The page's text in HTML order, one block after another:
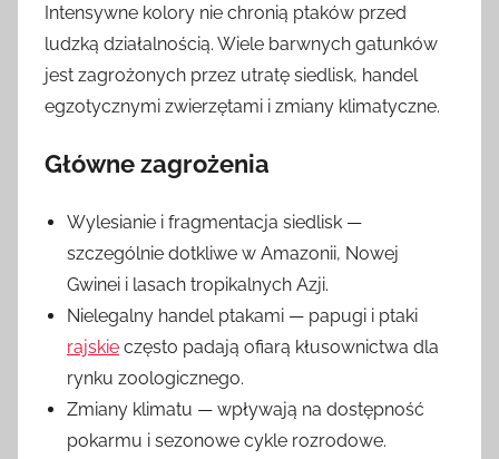
Intensywne kolory nie chronią ptaków przed
ludzką działalnością. Wiele barwnych gatunków
jest zagrożonych przez utratę siedlisk, handel
egzotycznymi zwierzętami i zmiany klimatyczne.
Główne zagrożenia
Wylesianie i fragmentacja siedlisk —
szczególnie dotkliwe w Amazonii, Nowej
Gwinei i lasach tropikalnych Azji.
Nielegalny handel ptakami — papugi i ptaki
rajskie często padają ofiarą kłusownictwa dla
rynku zoologicznego.
Zmiany klimatu — wpływają na dostępność
pokarmu i sezonowe cykle rozrodowe.